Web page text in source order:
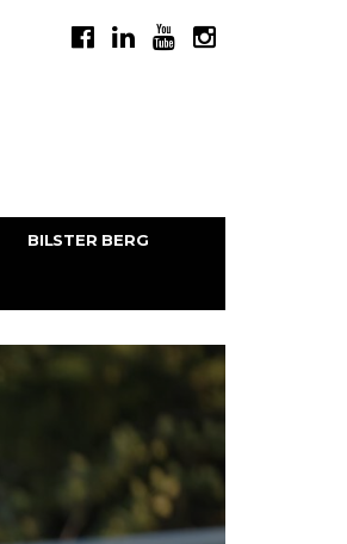
BILSTER BERG